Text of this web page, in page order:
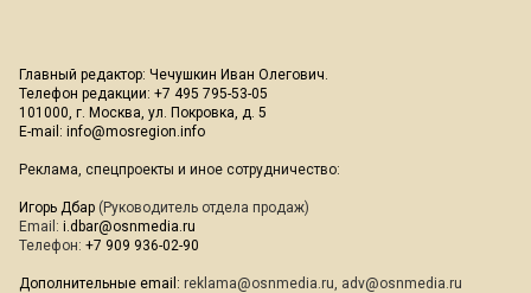
Главный редактор: Чечушкин Иван Олегович.
Телефон редакции: +7 495 795-53-05
101000, г. Москва, ул. Покровка, д. 5
E-mail: info@mosregion.info
Реклама, спецпроекты и иное сотрудничество:
Игорь Дбар (Руководитель отдела продаж)
Email: i.dbar@osnmedia.ru
Телефон: +7 909 936-02-90
Дополнительные email: reklama@osnmedia.ru, adv@osnmedia.ru